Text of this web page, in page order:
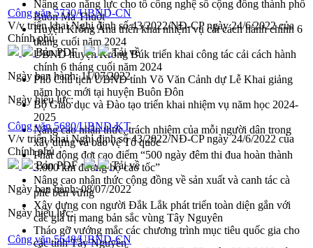
Nâng cao năng lực cho tổ công nghệ số cộng đồng thành phố
Buôn Ma Thuột
Huyện Krông Ana triển khai nhiệm vụ cải cách hành chính 6
tháng cuối năm 2024
UBND huyện Krông Búk triển khai công tác cải cách hành
chính 6 tháng cuối năm 2024
Phó Chủ tịch UBND tỉnh Võ Văn Cảnh dự Lễ Khai giảng
năm học mới tại huyện Buôn Đôn
Bộ Giáo dục và Đào tạo triển khai nhiệm vụ năm học 2024-
2025
Nâng cao nhận thức, trách nhiệm của mỗi người dân trong
xây dựng và bảo vệ Tổ quốc
Phát động đợt cao điểm “500 ngày đêm thi đua hoàn thành
3.000 km đường bộ cao tốc”
Nâng cao nhận thức cộng đồng về sản xuất và canh tác cà
phê bền vững
Xây dựng con người Đắk Lắk phát triển toàn diện gắn với
các giá trị mang bản sắc vùng Tây Nguyên
Tháo gỡ vướng mắc các chương trình mục tiêu quốc gia cho
các tỉnh Tây Nguyên
Công văn 5730/UBND-CN
V/v triển khai Nghị định số 43/2022/NĐ-CP ngày 24/6/2022 của
Chính phủ
Bản PDF
Tải về
Ngày ban hành:11/07/2022
Ngày hiệu lực:
Công văn 5680/UBND-KT
V/v triển khai Nghị định số 43/2022/NĐ-CP ngày 24/6/2022 của
Chính phủ
Bản PDF
Tải về
Ngày ban hành:08/07/2022
Ngày hiệu lực:
Công văn 5648/UBND-CN